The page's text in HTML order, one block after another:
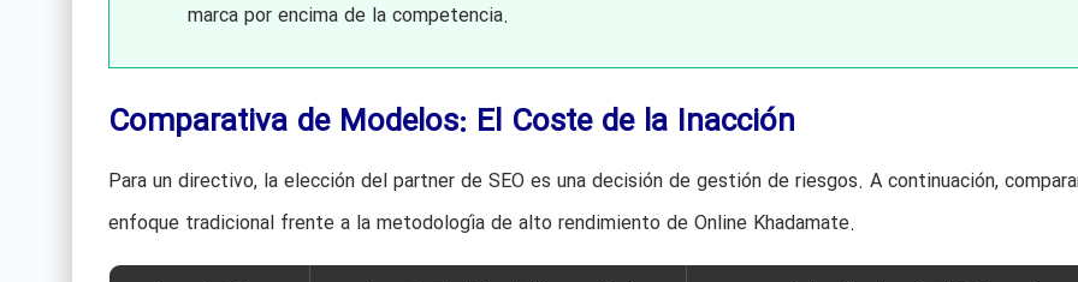
marca por encima de la competencia.
Comparativa de Modelos: El Coste de la Inacción
Para un directivo, la elección del partner de SEO es una decisión de gestión de riesgos. A continuación,
enfoque tradicional frente a la metodología de alto rendimiento de Online Khadamate.